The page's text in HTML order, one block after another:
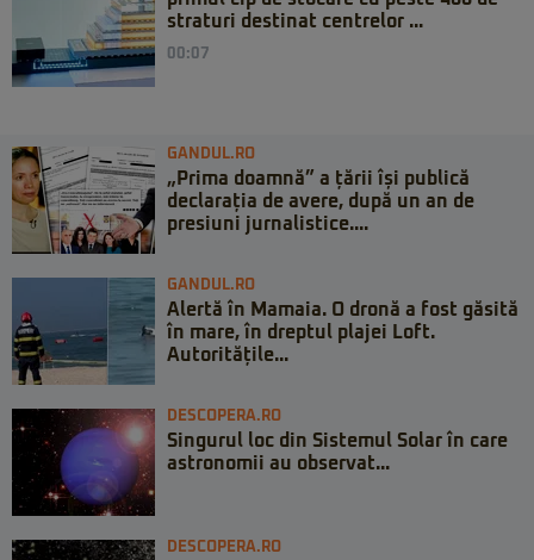
straturi destinat centrelor ...
00:07
GANDUL.RO
„Prima doamnă” a țării își publică
declarația de avere, după un an de
presiuni jurnalistice....
GANDUL.RO
Alertă în Mamaia. O dronă a fost găsită
în mare, în dreptul plajei Loft.
Autoritățile...
DESCOPERA.RO
Singurul loc din Sistemul Solar în care
astronomii au observat...
DESCOPERA.RO